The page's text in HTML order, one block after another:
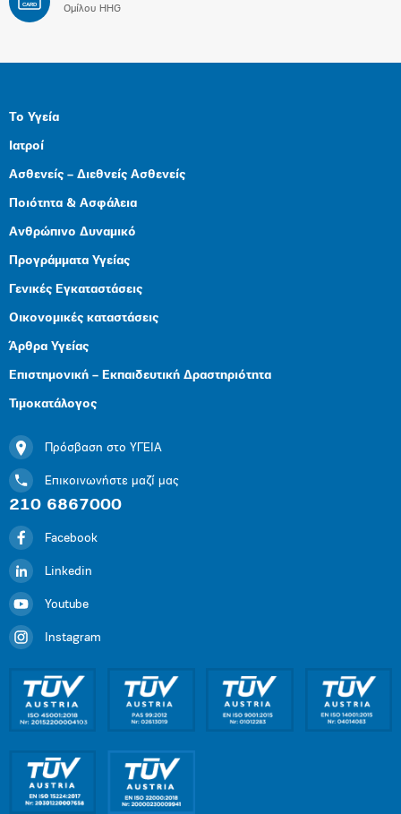
CARD
Ομίλου HHG
Το Υγεία
Ιατροί
Ασθενείς – Διεθνείς Ασθενείς
Ποιότητα & Ασφάλεια
Ανθρώπινο Δυναμικό
Προγράμματα Υγείας
Γενικές Εγκαταστάσεις
Οικονομικές καταστάσεις
Άρθρα Υγείας
Επιστημονική – Εκπαιδευτική Δραστηριότητα
Τιμοκατάλογος
Πρόσβαση στο ΥΓΕΙΑ
Επικοινωνήστε μαζί μας
210 6867000
Facebook
Linkedin
Youtube
Instagram